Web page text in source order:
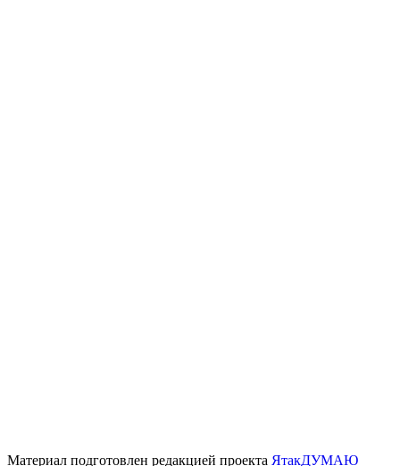
Материал подготовлен редакцией проекта ЯтакДУМАЮ